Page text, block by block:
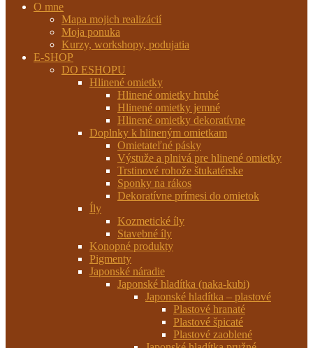
O mne
Mapa mojich realizácií
Moja ponuka
Kurzy, workshopy, podujatia
E-SHOP
DO ESHOPU
Hlinené omietky
Hlinené omietky hrubé
Hlinené omietky jemné
Hlinené omietky dekoratívne
Doplnky k hlineným omietkam
Omietateľné pásky
Výstuže a plnivá pre hlinené omietky
Trstinové rohože štukatérske
Sponky na rákos
Dekoratívne prímesi do omietok
Íly
Kozmetické íly
Stavebné íly
Konopné produkty
Pigmenty
Japonské náradie
Japonské hladítka (naka-kubi)
Japonské hladítka – plastové
Plastové hranaté
Plastové špicaté
Plastové zaoblené